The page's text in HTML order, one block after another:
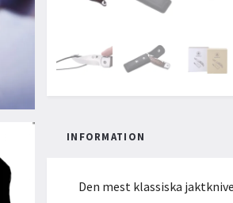
INFORMATION
Den mest klassiska